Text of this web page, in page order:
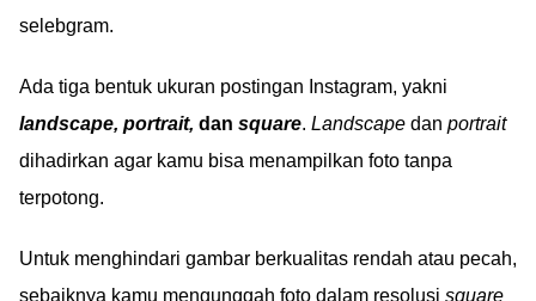
selebgram.
Ada tiga bentuk ukuran postingan Instagram, yakni
landscape, portrait, dan square. Landscape dan portrait
dihadirkan agar kamu bisa menampilkan foto tanpa
terpotong.
Untuk menghindari gambar berkualitas rendah atau pecah,
sebaiknya kamu mengunggah foto dalam resolusi square